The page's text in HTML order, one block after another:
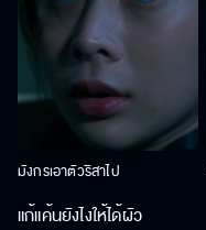
มังกรเอาตัวริสาไป
แก้แค้นยังไงให้ได้ผัว